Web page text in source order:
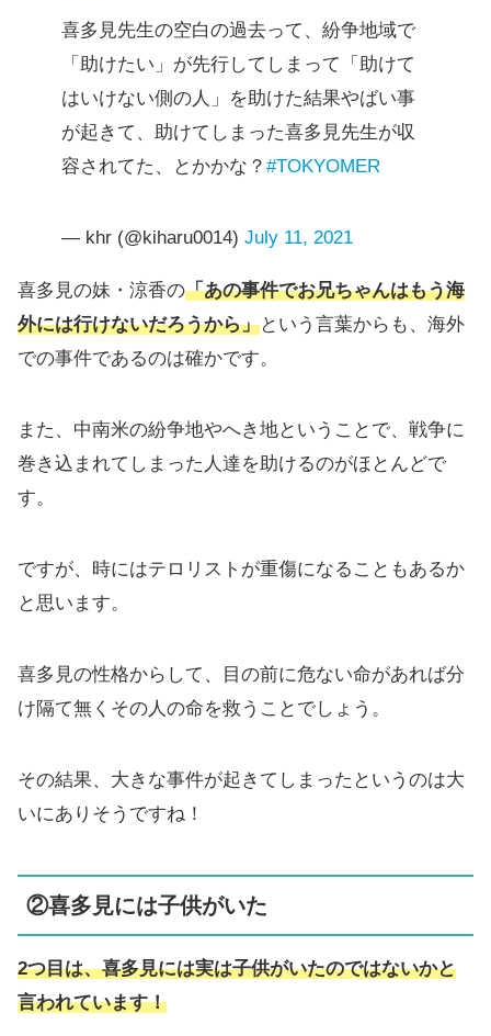
喜多見先生の空白の過去って、紛争地域で
「助けたい」が先行してしまって「助けて
はいけない側の人」を助けた結果やばい事
が起きて、助けてしまった喜多見先生が収
容されてた、とかかな？ #TOKYOMER
— khr (@kiharu0014) July 11, 2021
喜多見の妹・涼香の「あの事件でお兄ちゃんはもう海
外には行けないだろうから」という言葉からも、海外
での事件であるのは確かです。
また、中南米の紛争地やへき地ということで、戦争に
巻き込まれてしまった人達を助けるのがほとんどで
す。
ですが、時にはテロリストが重傷になることもあるか
と思います。
喜多見の性格からして、目の前に危ない命があれば分
け隔て無くその人の命を救うことでしょう。
その結果、大きな事件が起きてしまったというのは大
いにありそうですね！
②喜多見には子供がいた
2つ目は、喜多見には実は子供がいたのではないかと
言われています！